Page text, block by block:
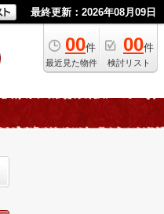
最終更新：2026年08月09日
00件
最近見た物件
00件
検討リスト